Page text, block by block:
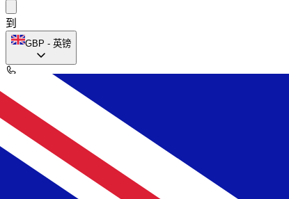
到
GBP - 英镑
立即咨询货币专家。
预约通话